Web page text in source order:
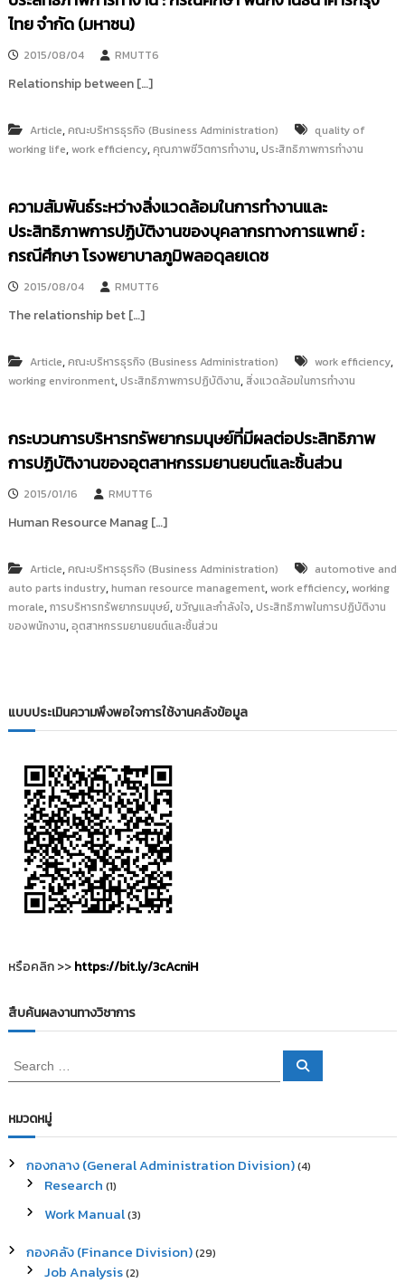
ไทย จำกัด (มหาชน)
2015/08/04 RMUTT6
Relationship between […]
Article,คณะบริหารธุรกิจ (Business Administration)
quality of
working life,work efficiency,คุณภาพชีวิตการทำงาน,ประสิทธิภาพการทำงาน
ความสัมพันธ์ระหว่างสิ่งแวดล้อมในการทำงานและ
ประสิทธิภาพการปฏิบัติงานของบุคลากรทางการแพทย์ :
กรณีศึกษา โรงพยาบาลภูมิพลอดุลยเดช
2015/08/04 RMUTT6
The relationship bet […]
Article,คณะบริหารธุรกิจ (Business Administration) work efficiency,
working environment,ประสิทธิภาพการปฏิบัติงาน, สิ่งแวดล้อมในการทำงาน
กระบวนการบริหารทรัพยากรมนุษย์ที่มีผลต่อประสิทธิภาพ
การปฏิบัติงานของอุตสาหกรรมยานยนต์และชิ้นส่วน
2015/01/16 RMUTT6
Human Resource Manag […]
Article,คณะบริหารธุรกิจ (Business Administration)
automotive and
auto parts industry,human resource management,work efficiency,working
morale,การบริหารทรัพยากรมนุษย์,ขวัญและกำลังใจ,ประสิทธิภาพในการปฏิบัติงาน
ของพนักงาน,อุตสาหกรรมยานยนต์และชิ้นส่วน
แบบประเมินความพึงพอใจการใช้งานคลังข้อมูล
หรือคลิก >>https://bit.ly/3cAcniH
สืบค้นผลงานทางวิชาการ
e
r
c
f
S
หมวดหมู่
กองกลาง (General Administration Division)(4)
Research (1)
Work Manual(3)
กองคลัง (Finance Division)(29)
Job Analysis(2)